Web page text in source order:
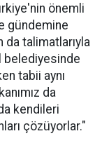
önemli
gündemine
da talimatlarıyla
belediyesinde
tabii aynı
da
kendileri
çözüyorlar."